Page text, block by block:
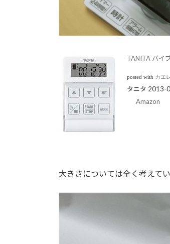
TANITA バイ
posted with カエ
タニタ 2013-
Amazon
大きさについては全く考えて